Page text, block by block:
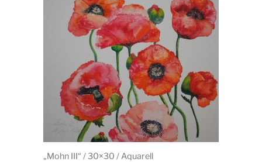
„Mohn III“ / 30×30 / Aquarell